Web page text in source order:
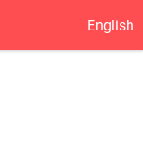
English